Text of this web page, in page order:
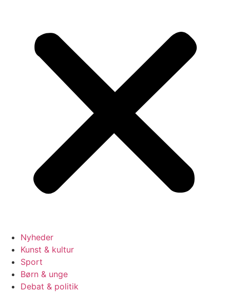
Nyheder
Kunst & kultur
Sport
Børn & unge
Debat & politik